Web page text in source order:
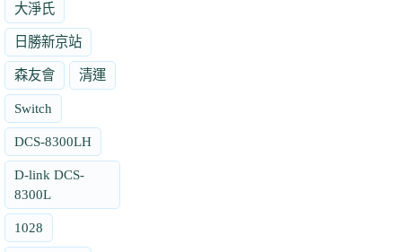
大淨氏
日勝新京站
森友會 清運
Switch
DCS-8300LH
D-link DCS-
8300L
1028